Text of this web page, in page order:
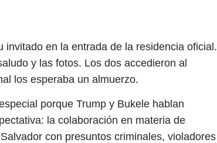
en la entrada de la residencia oficial.
y las fotos. Los dos accedieron al
los esperaba un almuerzo.
porque Trump y Bukele hablan
la colaboración en materia de
con presuntos criminales, violadores